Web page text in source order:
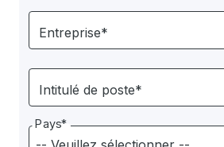
Entreprise*
Intitulé de poste*
Pays*